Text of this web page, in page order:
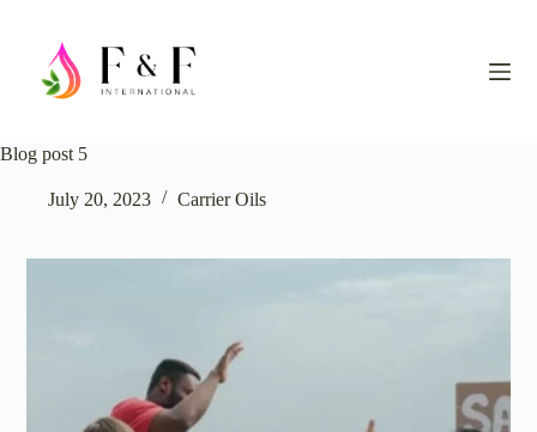
c
n
Blog post 5
July 20, 2023 Carrier Oils